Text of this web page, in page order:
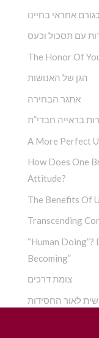
אחראי בחיינו
עם תסכול וכעס
The Honor Of
הגן של האנושות
אתגר הבחירה
בראייה חבדי”ת
A More Perfect
How Does One
Attitude?
The Benefits Of
Transcending
“Human Doing”?
Becoming”
צומת דרכים
לאור החסידות